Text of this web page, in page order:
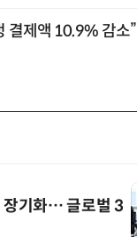
결제액 10.9% 감소”
장기화… 글로벌 3